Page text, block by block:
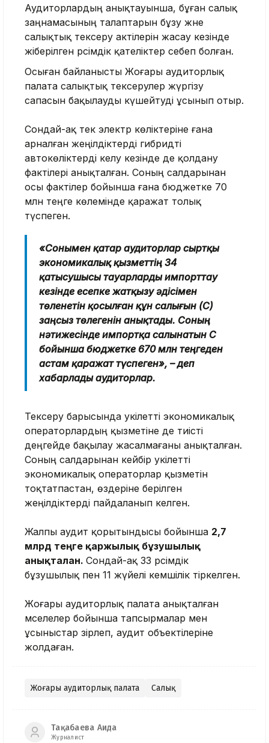
Аудиторлардың анықтауынша, бұған салық
заңнамасының талаптарын бұзу және
салықтық тексеру актілерін жасау кезінде
жіберілген рәсімдік қателіктер себеп болған.
Осыған байланысты Жоғары аудиторлық
палата салықтық тексерулер жүргізу
сапасын бақылауды күшейтуді ұсынып отыр.
Сондай-ақ тек электр көліктеріне ғана
арналған жеңілдіктерді гибридті
автокөліктерді әкелу кезінде де қолдану
фактілері анықталған. Соның салдарынан
осы фактілер бойынша ғана бюджетке 70
млн теңге көлемінде қаражат толық
түспеген.
«Сонымен қатар аудиторлар сыртқы
экономикалық қызметтің 34
қатысушысы тауарларды импорттау
кезінде есепке жатқызу әдісімен
төленетін қосылған құн салығын (ҚҚС)
заңсыз төлегенін анықтады. Соның
нәтижесінде импортқа салынатын ҚҚС
бойынша бюджетке 670 млн теңгеден
астам қаражат түспеген», – деп
хабарлады аудиторлар.
Тексеру барысында уәкілетті экономикалық
операторлардың қызметіне де тиісті
деңгейде бақылау жасалмағаны анықталған.
Соның салдарынан кейбір уәкілетті
экономикалық операторлар қызметін
тоқтатпастан, өздеріне берілген
жеңілдіктерді пайдаланып келген.
Жалпы аудит қорытындысы бойынша 2,7
млрд теңге қаржылық бұзушылық
анықталған. Сондай-ақ 33 рәсімдік
бұзушылық пен 11 жүйелі кемшілік тіркелген.
Жоғары аудиторлық палата анықталған
мәселелер бойынша тапсырмалар мен
ұсыныстар әзірлеп, аудит объектілеріне
жолдаған.
Жоғары аудиторлық палата Салық
Тақабаева Аида
Журналист